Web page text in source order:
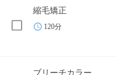
縮毛矯正
120分
ブリーチカラー